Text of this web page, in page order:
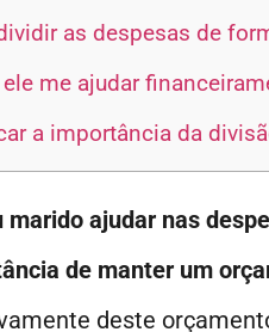
as despesas de
me ajudar
a importância da
marido ajudar nas
de manter um
deste